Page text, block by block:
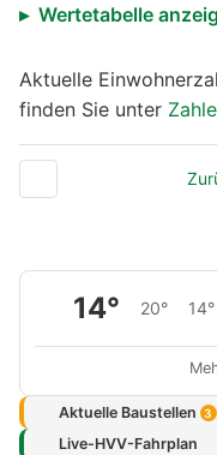
Wertetabelle
Aktuelle
finden Sie unter
14° 20° 14°
Aktuelle Baustellen 3
Live-HVV-Fahrplan